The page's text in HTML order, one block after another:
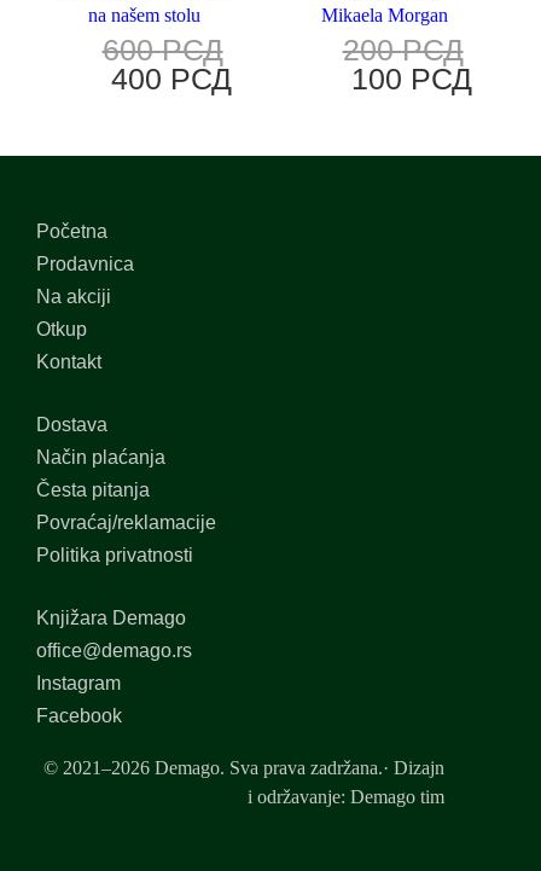
na našem stolu
600РСД
400 РСД
Mikaela Morgan
200РСД
100 РСД
Početna
Prodavnica
Na akciji
Otkup
Kontakt
Dostava
Način plaćanja
Česta pitanja
Povraćaj/reklamacije
Politika privatnosti
Knjižara Demago
office@demago.rs
Instagram
Facebook
© 2021–2026 Demago. Sva prava zadržana.· Dizajn
i održavanje: Demago tim